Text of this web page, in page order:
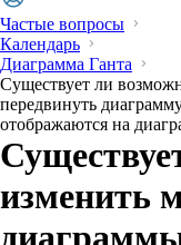
Частые вопросы
Календарь
Диаграмма Ганта
Существует ли
передвинуть
отображаются на
изменить